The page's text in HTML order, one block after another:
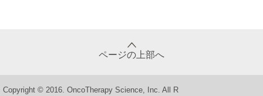
ページの上部へ
Copyright © 2016. OncoTherapy Science, Inc. All R